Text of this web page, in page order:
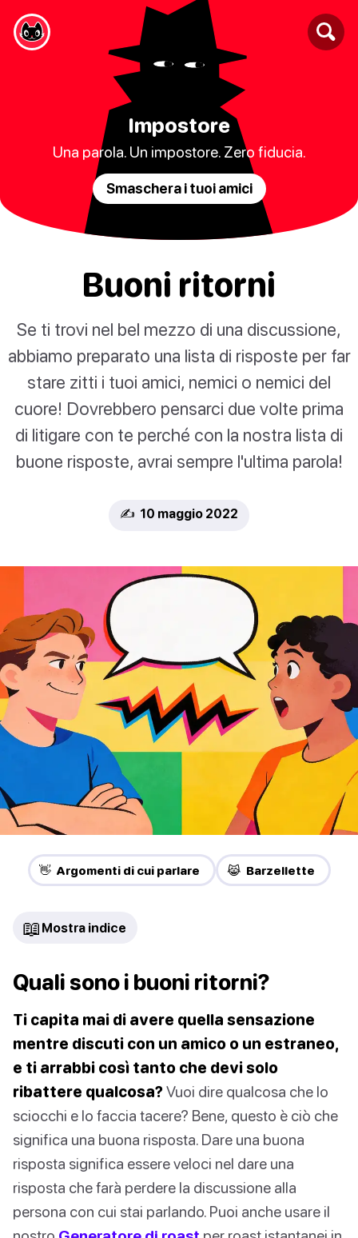
Impostore
Una parola. Un impostore. Zero fiducia.
Smaschera i tuoi amici
Buoni ritorni
Se ti trovi nel bel mezzo di una discussione,
abbiamo preparato una lista di risposte per far
stare zitti i tuoi amici, nemici o nemici del
cuore! Dovrebbero pensarci due volte prima
di litigare con te perché con la nostra lista di
buone risposte, avrai sempre l'ultima parola!
✍️ 10 maggio 2022
👋 Argomenti di cui parlare 😹 Barzellette
📖 Mostra indice
Quali sono i buoni ritorni?
Ti capita mai di avere quella sensazione
mentre discuti con un amico o un estraneo,
e ti arrabbi così tanto che devi solo
ribattere qualcosa?Vuoi dire qualcosa che lo
sciocchi e lo faccia tacere? Bene, questo è ciò che
significa una buona risposta. Dare una buona
risposta significa essere veloci nel dare una
risposta che farà perdere la discussione alla
persona con cui stai parlando. Puoi anche usare il